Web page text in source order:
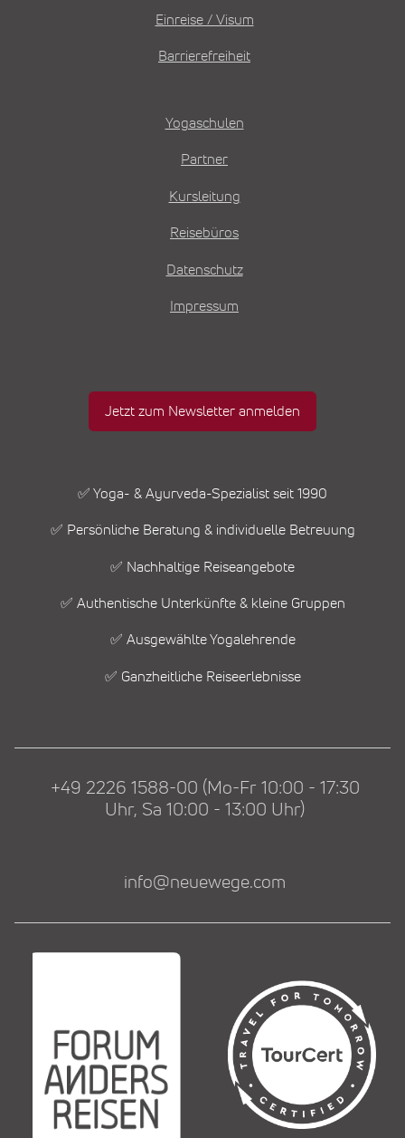
Einreise / Visum
Barrierefreiheit
Yogaschulen
Partner
Kursleitung
Reisebüros
Datenschutz
Impressum
Jetzt zum Newsletter anmelden
✅ Yoga- & Ayurveda-Spezialist seit 1990
✅ Persönliche Beratung & individuelle Betreuung
✅ Nachhaltige Reiseangebote
✅ Authentische Unterkünfte & kleine Gruppen
✅ Ausgewählte Yogalehrende
✅ Ganzheitliche Reiseerlebnisse
+49 2226 1588-00 (Mo-Fr 10:00 - 17:30
Uhr, Sa 10:00 - 13:00 Uhr)
info@neuewege.com